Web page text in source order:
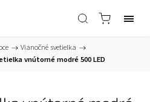
/ Vianočné svetielka /
vnútorné modré 500 LED